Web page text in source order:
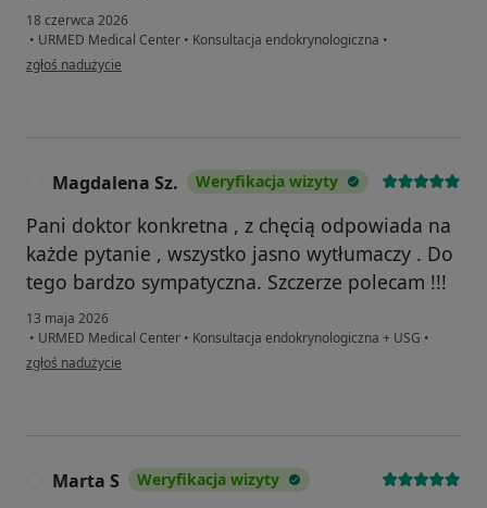
18 czerwca 2026
• URMED Medical Center • Konsultacja endokrynologiczna •
w opinii użytkownika Paulina
zgłoś nadużycie
Magdalena Sz. Weryfikacja wizyty
Pani doktor konkretna , z chęcią odpowiada na
każde pytanie , wszystko jasno wytłumaczy . Do
tego bardzo sympatyczna. Szczerze polecam !!!
13 maja 2026
• URMED Medical Center • Konsultacja endokrynologiczna + USG •
w opinii użytkownika Magdalena Sz.
zgłoś nadużycie
Marta S Weryfikacja wizyty